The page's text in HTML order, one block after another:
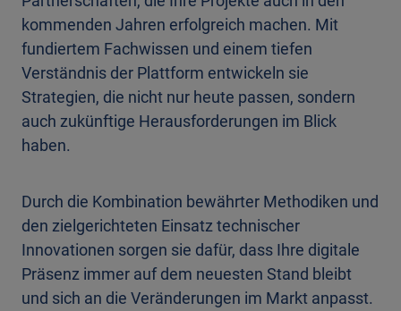
kommenden Jahren erfolgreich machen. Mit
fundiertem Fachwissen und einem tiefen
Verständnis der Plattform entwickeln sie
Strategien, die nicht nur heute passen, sondern
auch zukünftige Herausforderungen im Blick
haben.
Durch die Kombination bewährter Methodiken und
den zielgerichteten Einsatz technischer
Innovationen sorgen sie dafür, dass Ihre digitale
Präsenz immer auf dem neuesten Stand bleibt
und sich an die Veränderungen im Markt anpasst.